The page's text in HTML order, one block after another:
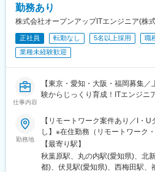
勤務あり
株式会社オープンアップITエンジニア(株
正社員 転勤なし 5名以上採用
職
業種未経験歓迎
仕事内容
【東京・愛知・大阪・福岡募集
験からじっくり育成！ITエンジニ
勤務地
【リモートワーク案件あり／I・
し】※在住勤務（リモートワーク
件もあります。（配属先による
で募集中。ご希望の勤務地を選
東京都千代田区神田練塀町300
【最寄り駅】
秋葉原駅、丸の内駅(愛知県)、北
都)、伏見駅(愛知県)、西梅田駅、